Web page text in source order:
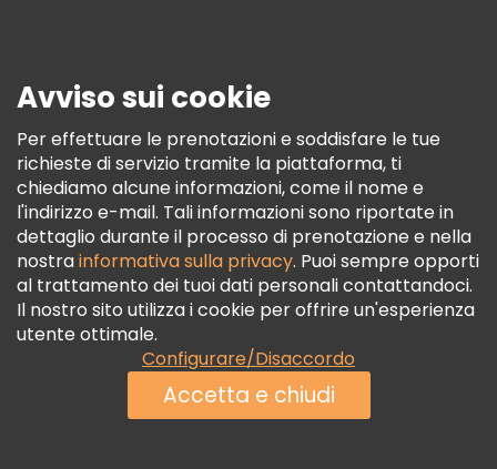
Termini E Condizioni
Informativa Sui Cookie
Freetour Premi
Programma Di Fidelizzazione
Avviso sui cookie
Per effettuare le prenotazioni e soddisfare le tue
richieste di servizio tramite la piattaforma, ti
chiediamo alcune informazioni, come il nome e
l'indirizzo e-mail. Tali informazioni sono riportate in
dettaglio durante il processo di prenotazione e nella
nostrainformativa sulla privacy. Puoi sempre opporti
al trattamento dei tuoi dati personali contattandoci.
Il nostro sito utilizza i cookie per offrire un'esperienza
utente ottimale.
Configurare/Disaccordo
Accetta e chiudi